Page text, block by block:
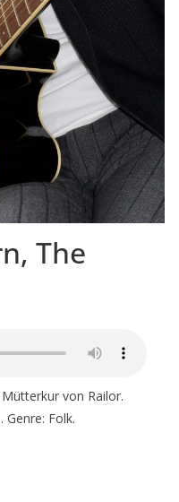
The
von Railor.
Folk.